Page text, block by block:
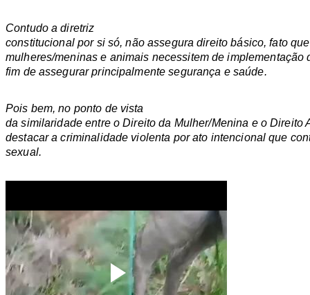
Contudo a diretriz
constitucional por si só, não assegura direito básico, fato
mulheres/meninas e animais necessitem de implementação
fim de assegurar principalmente segurança e saúde.
Pois bem, no ponto de vista
da similaridade entre o Direito da Mulher/Menina e o Direito
destacar a criminalidade violenta por ato intencional que
sexual.